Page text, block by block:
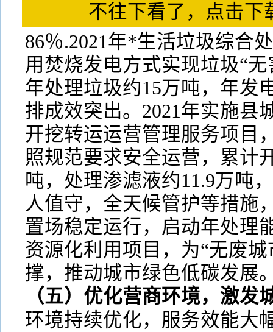
不往下看了，点击
86％.2021年*生活垃圾综合
用焚烧发电方式实现垃圾“
年处理垃圾约15万吨，年发
排成效突出。2021年实施县
开挖转运运营管理服务项目
照规范要求安全运营，累计
吨，处理渗滤液约11.9万吨
人值守，全天候管护等措施
置场稳定运行，启动年处理
资源化利用项目，为“无废
撑，推动城市绿色低碳发展
（五）优化营商环境，激发
环境持续优化，服务效能大